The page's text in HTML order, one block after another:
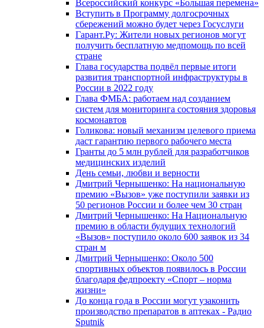
Всероссийский конкурс «Большая перемена»
Вступить в Программу долгосрочных
сбережений можно будет через Госуслуги
Гарант.Ру: Жители новых регионов могут
получить бесплатную медпомощь по всей
стране
Глава государства подвёл первые итоги
развития транспортной инфраструктуры в
России в 2022 году
Глава ФМБА: работаем над созданием
систем для мониторинга состояния здоровья
космонавтов
Голикова: новый механизм целевого приема
даст гарантию первого рабочего места
Гранты до 5 млн рублей для разработчиков
медицинских изделий
День семьи, любви и верности
Дмитрий Чернышенко: На национальную
премию «Вызов» уже поступили заявки из
50 регионов России и более чем 30 стран
Дмитрий Чернышенко: На Национальную
премию в области будущих технологий
«Вызов» поступило около 600 заявок из 34
стран м
Дмитрий Чернышенко: Около 500
спортивных объектов появилось в России
благодаря федпроекту «Спорт – норма
жизни»
До конца года в России могут узаконить
производство препаратов в аптеках - Радио
Sputnik